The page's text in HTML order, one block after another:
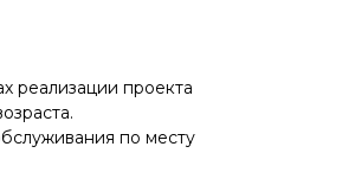
реализации проекта
по месту